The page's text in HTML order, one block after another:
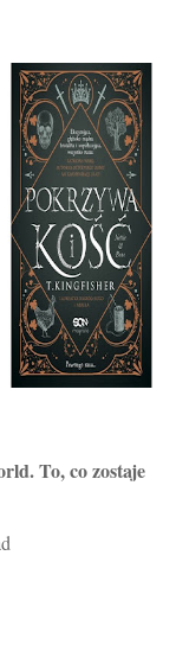
To, co zostaje